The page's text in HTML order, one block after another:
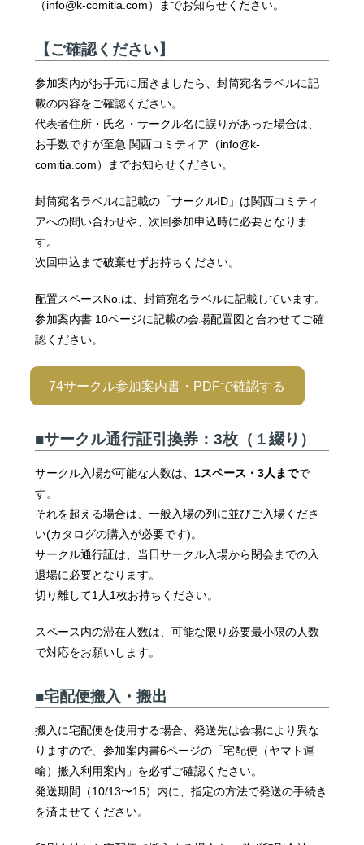
（info@k-comitia.com）までお知らせください。
【ご確認ください】
参加案内がお手元に届きましたら、封筒宛名ラベルに記
載の内容をご確認ください。
代表者住所・氏名・サークル名に誤りがあった場合は、
お手数ですが至急 関西コミティア（info@k-
comitia.com）までお知らせください。
封筒宛名ラベルに記載の「サークルID」は関西コミティ
アへの問い合わせや、次回参加申込時に必要となりま
す。
次回申込まで破棄せずお持ちください。
配置スペースNo.は、封筒宛名ラベルに記載しています。
参加案内書 10ページに記載の会場配置図と合わせてご確
認ください。
74サークル参加案内書・PDFで確認する
■サークル通行証引換券：3枚（１綴り）
サークル入場が可能な人数は、 1スペース・3人までで
す。
それを超える場合は、一般入場の列に並びご入場くださ
い(カタログの購入が必要です)。
サークル通行証は、当日サークル入場から閉会までの入
退場に必要となります。
切り離して1人1枚お持ちください。
スペース内の滞在人数は、可能な限り必要最小限の人数
で対応をお願いします。
■宅配便搬入・搬出
搬入に宅配便を使用する場合、発送先は会場により異な
りますので、参加案内書6ページの「宅配便（ヤマト運
輸）搬入利用案内」を必ずご確認ください。
発送期間（10/13〜15）内に、指定の方法で発送の手続き
を済ませてください。